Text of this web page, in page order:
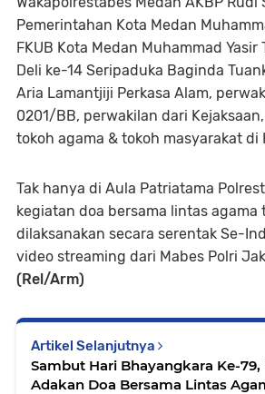
Pemerintahan Kota Medan
FKUB Kota Medan Muhammad
Deli ke-14 Seripaduka Baginda
Aria Lamantjiji Perkasa Alam,
0201/BB, perwakilan dari
tokoh agama & tokoh masyarakat di
Tak hanya di Aula Patriatama
kegiatan doa bersama lintas agama
dilaksanakan secara serentak Se-
video streaming dari Mabes Polri
(Rel/Arm)
Artikel Selanjutnya
Sambut Hari Bhayangkara Ke-79,
Adakan Doa Bersama Lintas